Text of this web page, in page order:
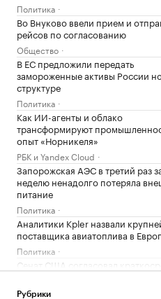
Политика
Во Внуково ввели прием и
рейсов по согласованию
Общество
В ЕС предложили передать
замороженные активы России
структуре
Политика
Как ИИ-агенты и облако
трансформируют
опыт «Норникеля»
РБК и Yandex Cloud
Запорожская АЭС в третий раз
неделю ненадолго потеряла
питание
Политика
Аналитики Kpler назвали
поставщика авиатоплива в
Политика
Сенат США согласовал
шатдауна
Рубрики